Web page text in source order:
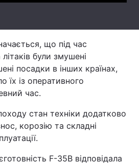
що під час
були змушені
посадки в інших країнах,
їх із оперативного
час.
стан техніки додатково
корозію та складні
F-35B відповідала